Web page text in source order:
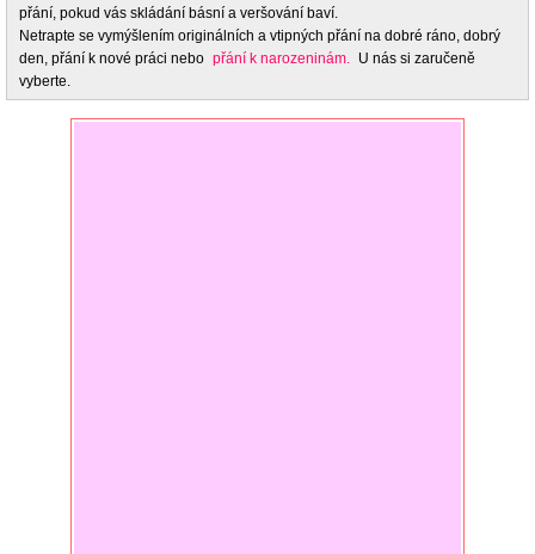
přání, pokud vás skládání básní a veršování baví.
Netrapte se vymýšlením originálních a vtipných přání na dobré ráno, dobrý
den, přání k nové práci nebo přání k narozeninám. U nás si zaručeně
vyberte.